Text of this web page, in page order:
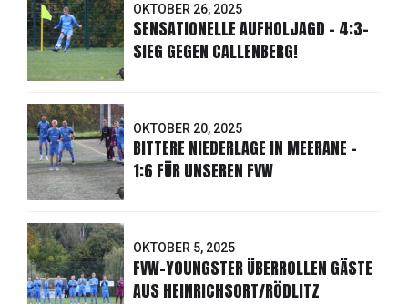
OKTOBER 26, 2025
SENSATIONELLE AUFHOLJAGD - 4:3-
SIEG GEGEN CALLENBERG!
OKTOBER 20, 2025
BITTERE NIEDERLAGE IN MEERANE -
1:6 FÜR UNSEREN FVW
OKTOBER 5, 2025
FVW-YOUNGSTER ÜBERROLLEN GÄSTE
AUS HEINRICHSORT/RÖDLITZ